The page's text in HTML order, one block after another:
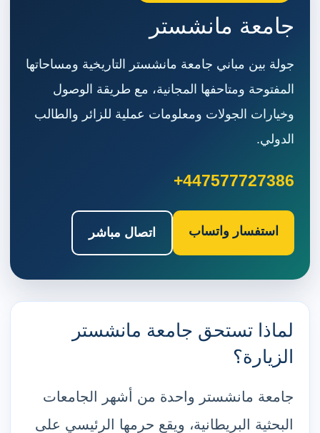
جامعة مانشستر
جولة بين مباني جامعة مانشستر التاريخية ومساحاتها
المفتوحة ومتاحفها المجانية، مع طريقة الوصول
وخيارات الجولات ومعلومات عملية للزائر والطالب
الدولي.
+447577727386
استفسار واتساب اتصال مباشر
لماذا تستحق جامعة مانشستر
الزيارة؟
جامعة مانشستر واحدة من أشهر الجامعات
البحثية البريطانية، ويقع حرمها الرئيسي على